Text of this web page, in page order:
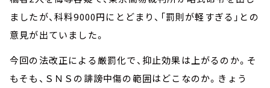
ましたが、科料9000円にとどまり、「罰則が軽すぎる」との
意見が出ていました。
今回の法改正による厳罰化で、抑止効果は上がるのか。そ
もそも、ＳＮＳの誹謗中傷の範囲はどこなのか。きょう